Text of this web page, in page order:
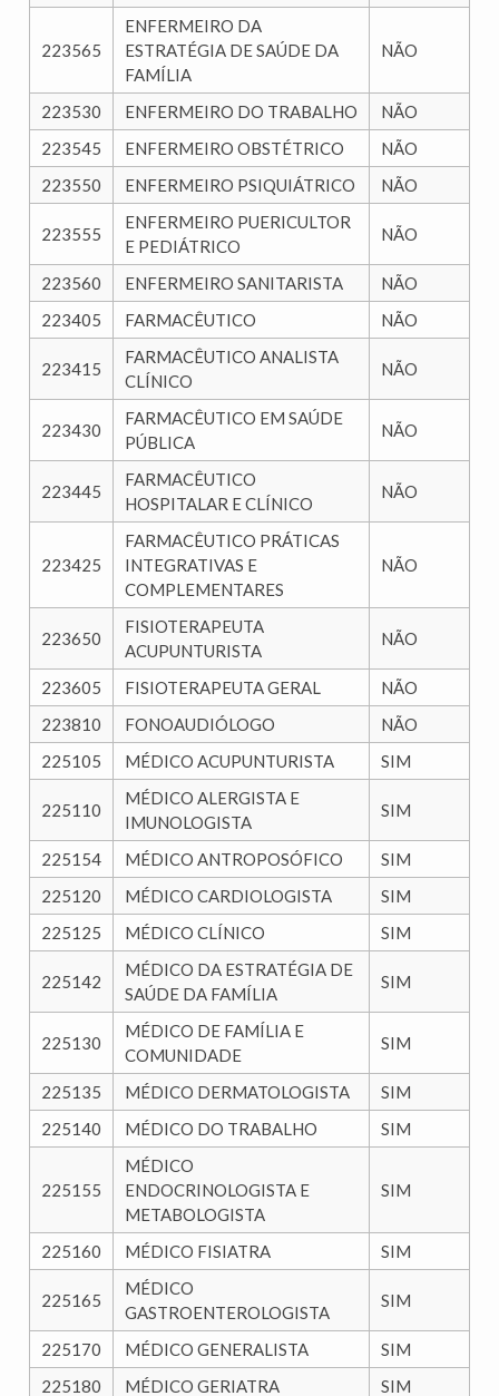
223565
ENFERMEIRO DA
ESTRATÉGIA DE SAÚDE DA
FAMÍLIA
NÃO
223530 ENFERMEIRO DO TRABALHO
NÃO
223545
ENFERMEIRO OBSTÉTRICO
NÃO
223550
ENFERMEIRO PSIQUIÁTRICO NÃO
223555
ENFERMEIRO PUERICULTOR
E PEDIÁTRICO
NÃO
223560 ENFERMEIRO SANITARISTA
NÃO
223405
FARMACÊUTICO NÃO
223415
FARMACÊUTICO ANALISTA
CLÍNICO
NÃO
223430
FARMACÊUTICO EM SAÚDE
PÚBLICA
NÃO
223445
FARMACÊUTICO
HOSPITALAR E CLÍNICO
NÃO
223425
FARMACÊUTICO PRÁTICAS
INTEGRATIVAS E
COMPLEMENTARES
NÃO
223650
FISIOTERAPEUTA
ACUPUNTURISTA
NÃO
223605 FISIOTERAPEUTA GERAL
NÃO
223810
FONOAUDIÓLOGO
NÃO
225105
MÉDICO ACUPUNTURISTA SIM
225110
MÉDICO ALERGISTA E
IMUNOLOGISTA
SIM
225154 MÉDICO ANTROPOSÓFICO
SIM
225120
MÉDICO CARDIOLOGISTA
SIM
225125
MÉDICO CLÍNICO SIM
225142
MÉDICO DA ESTRATÉGIA DE
SAÚDE DA FAMÍLIA
SIM
225130
MÉDICO DE FAMÍLIA E
COMUNIDADE
SIM
225135 MÉDICO DERMATOLOGISTA
SIM
225140
MÉDICO DO TRABALHO SIM
225155
MÉDICO
ENDOCRINOLOGISTA E
METABOLOGISTA
SIM
225160 MÉDICO FISIATRA SIM
225165
MÉDICO
GASTROENTEROLOGISTA
SIM
225170 MÉDICO GENERALISTA
SIM
225180
MÉDICO GERIATRA SIM